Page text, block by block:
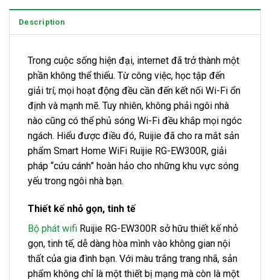
Description
Trong cuộc sống hiện đại, internet đã trở thành một
phần không thể thiếu. Từ công việc, học tập đến
giải trí, mọi hoạt động đều cần đến kết nối Wi-Fi ổn
định và mạnh mẽ. Tuy nhiên, không phải ngôi nhà
nào cũng có thể phủ sóng Wi-Fi đều khắp mọi ngóc
ngách. Hiểu được điều đó, Ruijie đã cho ra mắt sản
phẩm Smart Home WiFi Ruijie RG-EW300R, giải
pháp “cứu cánh” hoàn hảo cho những khu vực sóng
yếu trong ngôi nhà bạn.
Thiết kế nhỏ gọn, tinh tế
Bộ phát wifi Ruijie RG-EW300R sở hữu thiết kế nhỏ
gọn, tinh tế, dễ dàng hòa mình vào không gian nội
thất của gia đình bạn. Với màu trắng trang nhã, sản
phẩm không chỉ là một thiết bị mạng mà còn là một